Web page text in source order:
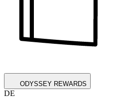
ODYSSEY REWARDS
DE